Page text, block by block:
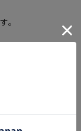
。
の仕様に変更が
い。
確認の上、ご購
のサイズ表に若